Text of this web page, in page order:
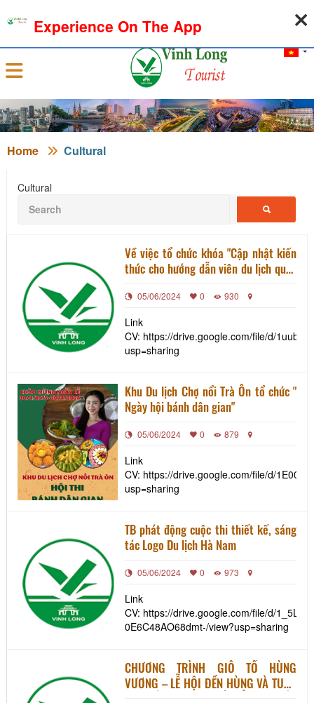
Sign in
Home Cultural
Cultural
Về việc tổ chức khóa "Cập nhật kiến
thức cho hướng dẫn viên du lịch quốc
tháng 4 năm 2024
05/06/2024 0 930
Link
CV: https://drive.google.com/file/d/
usp=sharing
Khu Du lịch Chợ nổi Trà Ôn tổ chức "
Ngày hội bánh dân gian"
05/06/2024 0 879
Link
CV: https://drive.google.com/file/d/
usp=sharing
TB phát động cuộc thi thiết kế, sáng
tác Logo Du lịch Hà Nam
05/06/2024 0 973
Link
CV: https://drive.google.com/file/d/
0E6C48AO68dmt-/view?usp=sharing
CHƯƠNG TRÌNH GIỖ TỔ HÙNG
VƯƠNG – LỄ HỘI ĐỀN HÙNG VÀ TUẦN
Experience On The App